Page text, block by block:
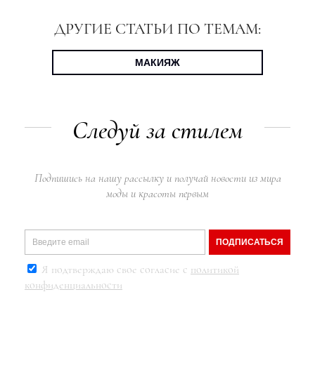
ДРУГИЕ СТАТЬИ ПО ТЕМАМ:
МАКИЯЖ
Следуй за стилем
Подпишись на нашу рассылку и получай новости из мира
моды и красоты первым
ПОДПИСАТЬСЯ
Я подтверждаю свое согласие с политикой
конфиденциальности